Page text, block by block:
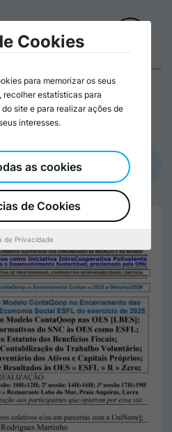
Polivalente da Região Norte, CRL-
Cookies
para memorizar os seus
recolher estatísticas para
site e para realizar ações de
interesses.
de Cookies
as cookies
de Privacidade